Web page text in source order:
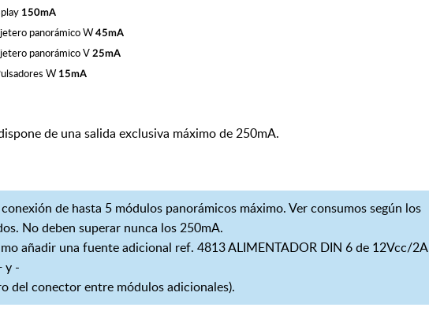
150mA
panorámico W45mA
panorámico V 25mA
W 15mA
de una salida exclusiva máximo de 250mA.
de hasta 5 módulos panorámicos máximo. Ver consumos según los
No deben superar nunca los 250mA.
añadir una fuente adicional ref. 4813 ALIMENTADOR DIN 6 de 12Vcc/2A
y -
del conector entre módulos adicionales).